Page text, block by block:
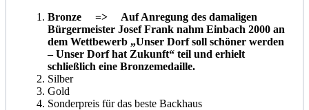
Bronze => Auf Anregung des damaligen
Bürgermeister Josef Frank nahm Einbach 2000 an
dem Wettbewerb „Unser Dorf soll schöner werden
– Unser Dorf hat Zukunft“ teil und erhielt
schließlich eine Bronzemedaille.
Silber
Gold
Sonderpreis für das beste Backhaus